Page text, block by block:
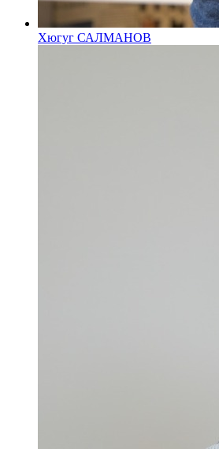
Хюгуг САЛМАНОВ